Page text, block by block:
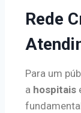
Rede
Para um
a hospitais